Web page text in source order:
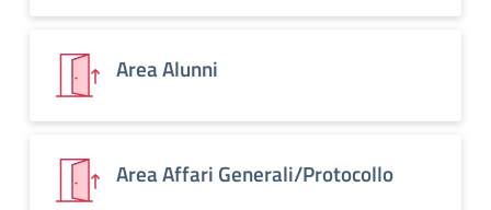
Area Alunni
Area Affari Generali/Protocollo